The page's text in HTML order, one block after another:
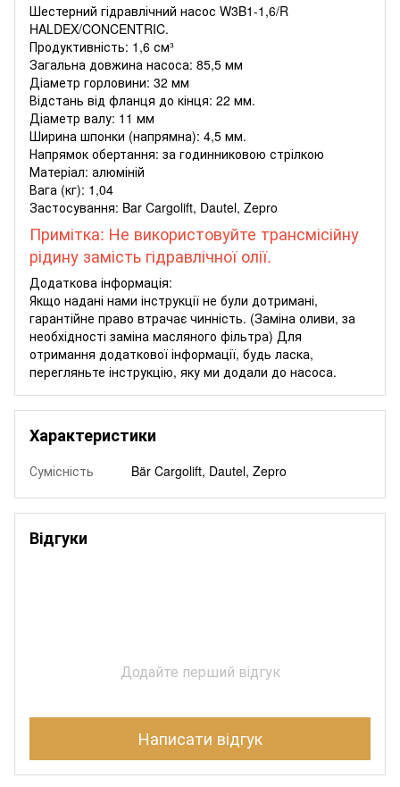
Шестерний гідравлічний насос W3B1-1,6/R
HALDEX/CONCENTRIC.
Продуктивність: 1,6 см³
Загальна довжина насоса: 85,5 мм
Діаметр горловини: 32 мм
Відстань від фланця до кінця: 22 мм.
Діаметр валу: 11 мм
Ширина шпонки (напрямна): 4,5 мм.
Напрямок обертання: за годинниковою стрілкою
Матеріал: алюміній
Вага (кг): 1,04
Застосування: Bar Cargolift, Dautel, Zepro
Примітка: Не використовуйте трансмісійну
рідину замість гідравлічної олії.
Додаткова інформація:
Якщо надані нами інструкції не були дотримані,
гарантійне право втрачає чинність. (Заміна оливи, за
необхідності заміна масляного фільтра) Для
отримання додаткової інформації, будь ласка,
перегляньте інструкцію, яку ми додали до насоса.
Характеристики
Сумісність Bär Cargolift, Dautel, Zepro
Відгуки
Додайте перший відгук
Написати відгук